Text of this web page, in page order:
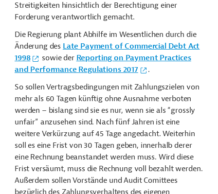
Streitigkeiten hinsichtlich der Berechtigung einer
Forderung verantwortlich gemacht.
Die Regierung plant Abhilfe im Wesentlichen durch die
Änderung des Late Payment of Commercial Debt Act
1998
sowie der Reporting on Payment Practices
and Performance Regulations 2017
.
So sollen Vertragsbedingungen mit Zahlungszielen von
mehr als 60 Tagen künftig ohne Ausnahme verboten
werden – bislang sind sie es nur, wenn sie als “grossly
unfair” anzusehen sind. Nach fünf Jahren ist eine
weitere Verkürzung auf 45 Tage angedacht. Weiterhin
soll es eine Frist von 30 Tagen geben, innerhalb derer
eine Rechnung beanstandet werden muss. Wird diese
Frist versäumt, muss die Rechnung voll bezahlt werden.
Außerdem sollen Vorstände und Audit Comittees
bezüglich des Zahlungsverhaltens des eigenen